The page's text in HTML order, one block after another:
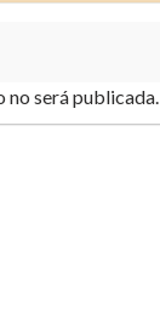
será publicada.